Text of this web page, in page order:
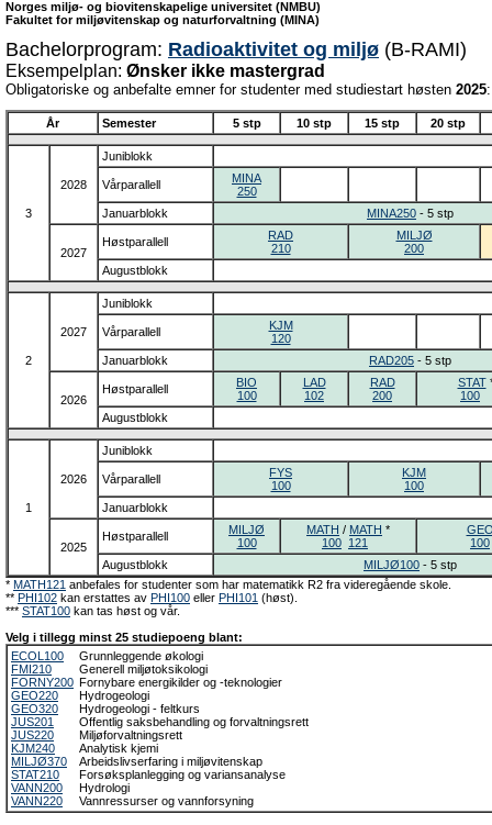
Norges miljø- og biovitenskapelige universitet (NMBU)
Fakultet for miljøvitenskap og naturforvaltning (MINA)
Bachelorprogram: Radioaktivitet og miljø (B-RAMI)
Eksempelplan: Ønsker ikke mastergrad
Obligatoriske og anbefalte emner for studenter med studiestart høsten 2025:
År Semester 5 stp 10 stp 15 stp 20 stp
3
2028
Juniblokk
Vårparallell
MINA
250
Januarblokk
MINA250 - 5 stp
2027
Høstparallell
RAD
210
MILJØ
200
Augustblokk
2
2027
Juniblokk
Vårparallell
KJM
120
Januarblokk
RAD205 - 5 stp
2026
Høstparallell
BIO
100
LAD
102
RAD
200
STAT
100
Augustblokk
1
2026
Juniblokk
Vårparallell
FYS
100
KJM
100
Januarblokk
2025
Høstparallell
MILJØ
100
MATH / MATH *
100 121
100
Augustblokk
MILJØ100 - 5 stp
* MATH121 anbefales for studenter som har matematikk R2 fra videregående skole.
** PHI102 kan erstattes av PHI100 eller PHI101 (høst).
*** STAT100 kan tas høst og vår.
Velg i tillegg minst 25 studiepoeng blant:
ECOL100
Grunnleggende økologi
FMI210
Generell miljøtoksikologi
FORNY200 Fornybare energikilder og -teknologier
GEO220
Hydrogeologi
GEO320
Hydrogeologi - feltkurs
JUS201
Offentlig saksbehandling og forvaltningsrett
JUS220
Miljøforvaltningsrett
KJM240
Analytisk kjemi
MILJØ370
Arbeidslivserfaring i miljøvitenskap
STAT210
Forsøksplanlegging og variansanalyse
VANN200
Hydrologi
VANN220
Vannressurser og vannforsyning